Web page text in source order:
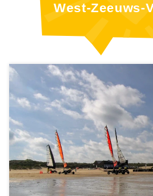
West-Zeeuws-